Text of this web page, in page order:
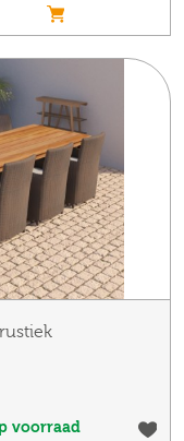
voorraad